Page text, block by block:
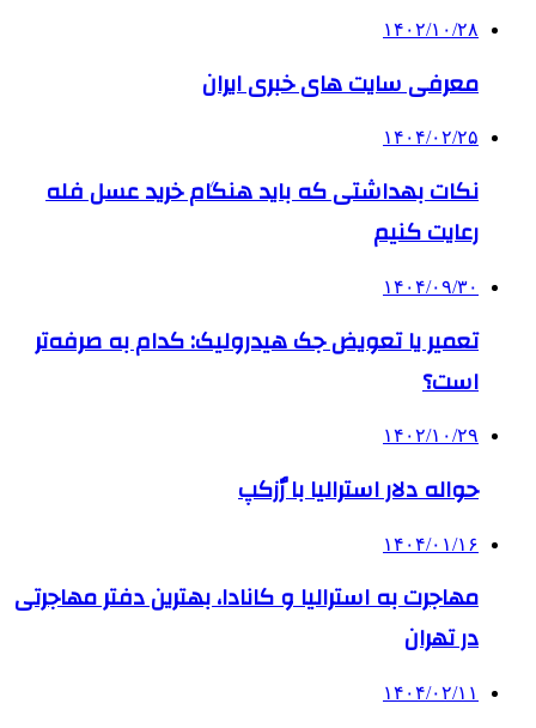
۱۴۰۲/۱۰/۲۸
معرفی سایت های خبری ایران
۱۴۰۴/۰۲/۲۵
نکات بهداشتی که باید هنگام خرید عسل فله
رعایت کنیم
۱۴۰۴/۰۹/۳۰
تعمیر یا تعویض جک هیدرولیک: کدام به صرفه‌تر
است؟
۱۴۰۲/۱۰/۲۹
حواله دلار استرالیا با رٌزکپ
۱۴۰۴/۰۱/۱۶
مهاجرت به استرالیا و کانادا، بهترین دفتر مهاجرتی
در تهران
۱۴۰۴/۰۲/۱۱